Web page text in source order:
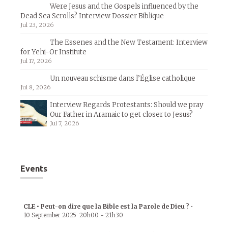
Were Jesus and the Gospels influenced by the
Dead Sea Scrolls? Interview Dossier Biblique
Jul 23, 2026
The Essenes and the New Testament: Interview
for Yehi-Or Institute
Jul 17, 2026
Un nouveau schisme dans l’Église catholique
Jul 8, 2026
Interview Regards Protestants: Should we pray
Our Father in Aramaic to get closer to Jesus?
Jul 7, 2026
Events
CLE • Peut-on dire que la Bible est la Parole de Dieu ? •
10 September 2025 20h00 - 21h30